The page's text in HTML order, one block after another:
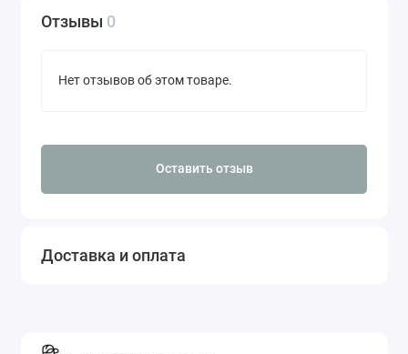
Отзывы 0
Нет отзывов об этом товаре.
Оставить отзыв
Доставка и оплата